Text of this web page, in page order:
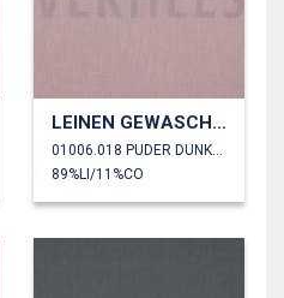
LEINEN GEWASCHEN 170 GM2
89%LI/11%CO